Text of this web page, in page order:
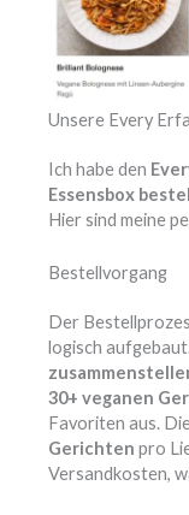
Unsere Every
Ich habe den
Essensbox
Hier sind meine
Bestellvorgang
Der
logisch
30+ veganen
Favoriten aus.
Gerichten pro
Versandkosten,